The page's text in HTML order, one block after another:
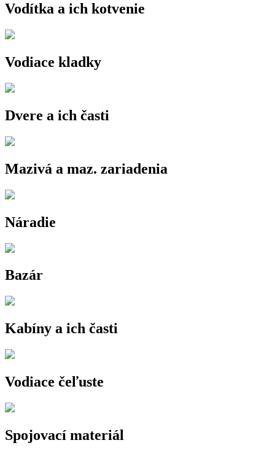
Vodítka a ich kotvenie
Vodiace kladky
Dvere a ich časti
Mazivá a maz. zariadenia
Náradie
Bazár
Kabíny a ich časti
Vodiace čeľuste
Spojovací materiál